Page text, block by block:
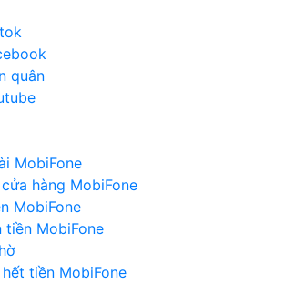
quân
MobiFone
hàng MobiFone
MobiFone
tiền MobiFone
tiền MobiFone